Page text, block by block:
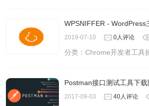
WPSNIFFER - WordPress
2019-07-10 0人评论
分类：Chrome开发者工具
Postman接口测试工具下
2017-09-03 40人评论